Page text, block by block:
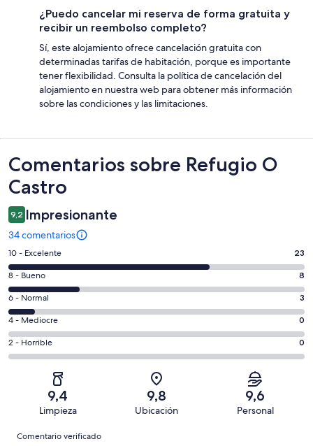
¿Puedo cancelar mi reserva de forma gratuita y
recibir un reembolso completo?
Sí, este alojamiento ofrece cancelación gratuita con
determinadas tarifas de habitación, porque es importante
tener flexibilidad. Consulta la política de cancelación del
alojamiento en nuestra web para obtener más información
sobre las condiciones y las limitaciones.
Comentarios
Comentarios sobre Refugio O
Castro
9,2 Impresionante
34 comentarios
23
comentarios
de
un
total
de
34
con
puntuación
10 - Excelente 23
8
comentarios
de
un
total
de
puntuación
8 - Bueno 8
3
comentarios
de
un
total
puntuación
6 - Normal 3
0
comentarios
de
una
4 - Mediocre 0
0
comentarios
34
2 - Horrible 0
9,4
Limpieza
9,8
Ubicación
9,6
Personal
Comentarios
Comentario verificado